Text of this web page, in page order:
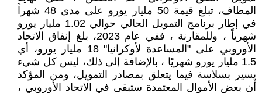
المطاف، تبلغ قيمة 50 مليار يورو على مدى 48 شهراً
في إطار برنامج التمويل الحالي حوالي 1.02 مليار يورو
شهرياً ، وللمقارنة ، ففي عام 2023، بلغ إنفاق الاتحاد
الأوروبي على "المساعدة لأوكرانيا" 18 مليار يورو، أي
1.5 مليار يورو شهريًا ، بالإضافة إلى ذلك، ليس كل شيء
يسير بسلاسة فيما يتعلق بمصادر التمويل، ومن المؤكد
أن بعض الأموال المعتمدة ستبقى في الاتحاد الأوروبي ،